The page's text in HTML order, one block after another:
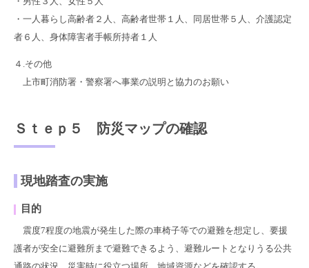
・一人暮らし高齢者２人、高齢者世帯１人、同居世帯５人、介護認定
者６人、身体障害者手帳所持者１人
４.その他
上市町消防署・警察署へ事業の説明と協力のお願い
Ｓｔｅｐ５ 防災マップの確認
現地踏査の実施
目的
震度7程度の地震が発生した際の車椅子等での避難を想定し、要援
護者が安全に避難所まで避難できるよう、避難ルートとなりうる公共